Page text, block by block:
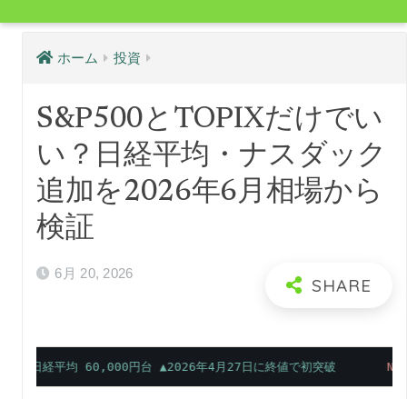
ホーム 投資
S&P500とTOPIXだけでい
い？日経平均・ナスダック
追加を2026年6月相場から
検証
6月 20, 2026
日経平均 60,000円台 ▲2026年4月27日に終値で初突破 NT